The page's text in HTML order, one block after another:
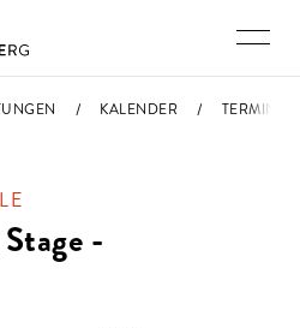
KALENDER TERMIN
-